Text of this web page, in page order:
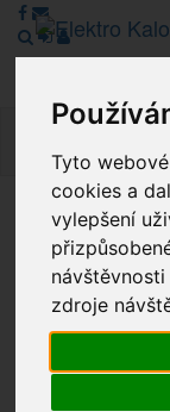
Tyto
cookies a
vylepšení
zdroje
Vážení
režimu
Děkujeme za
Výprodej